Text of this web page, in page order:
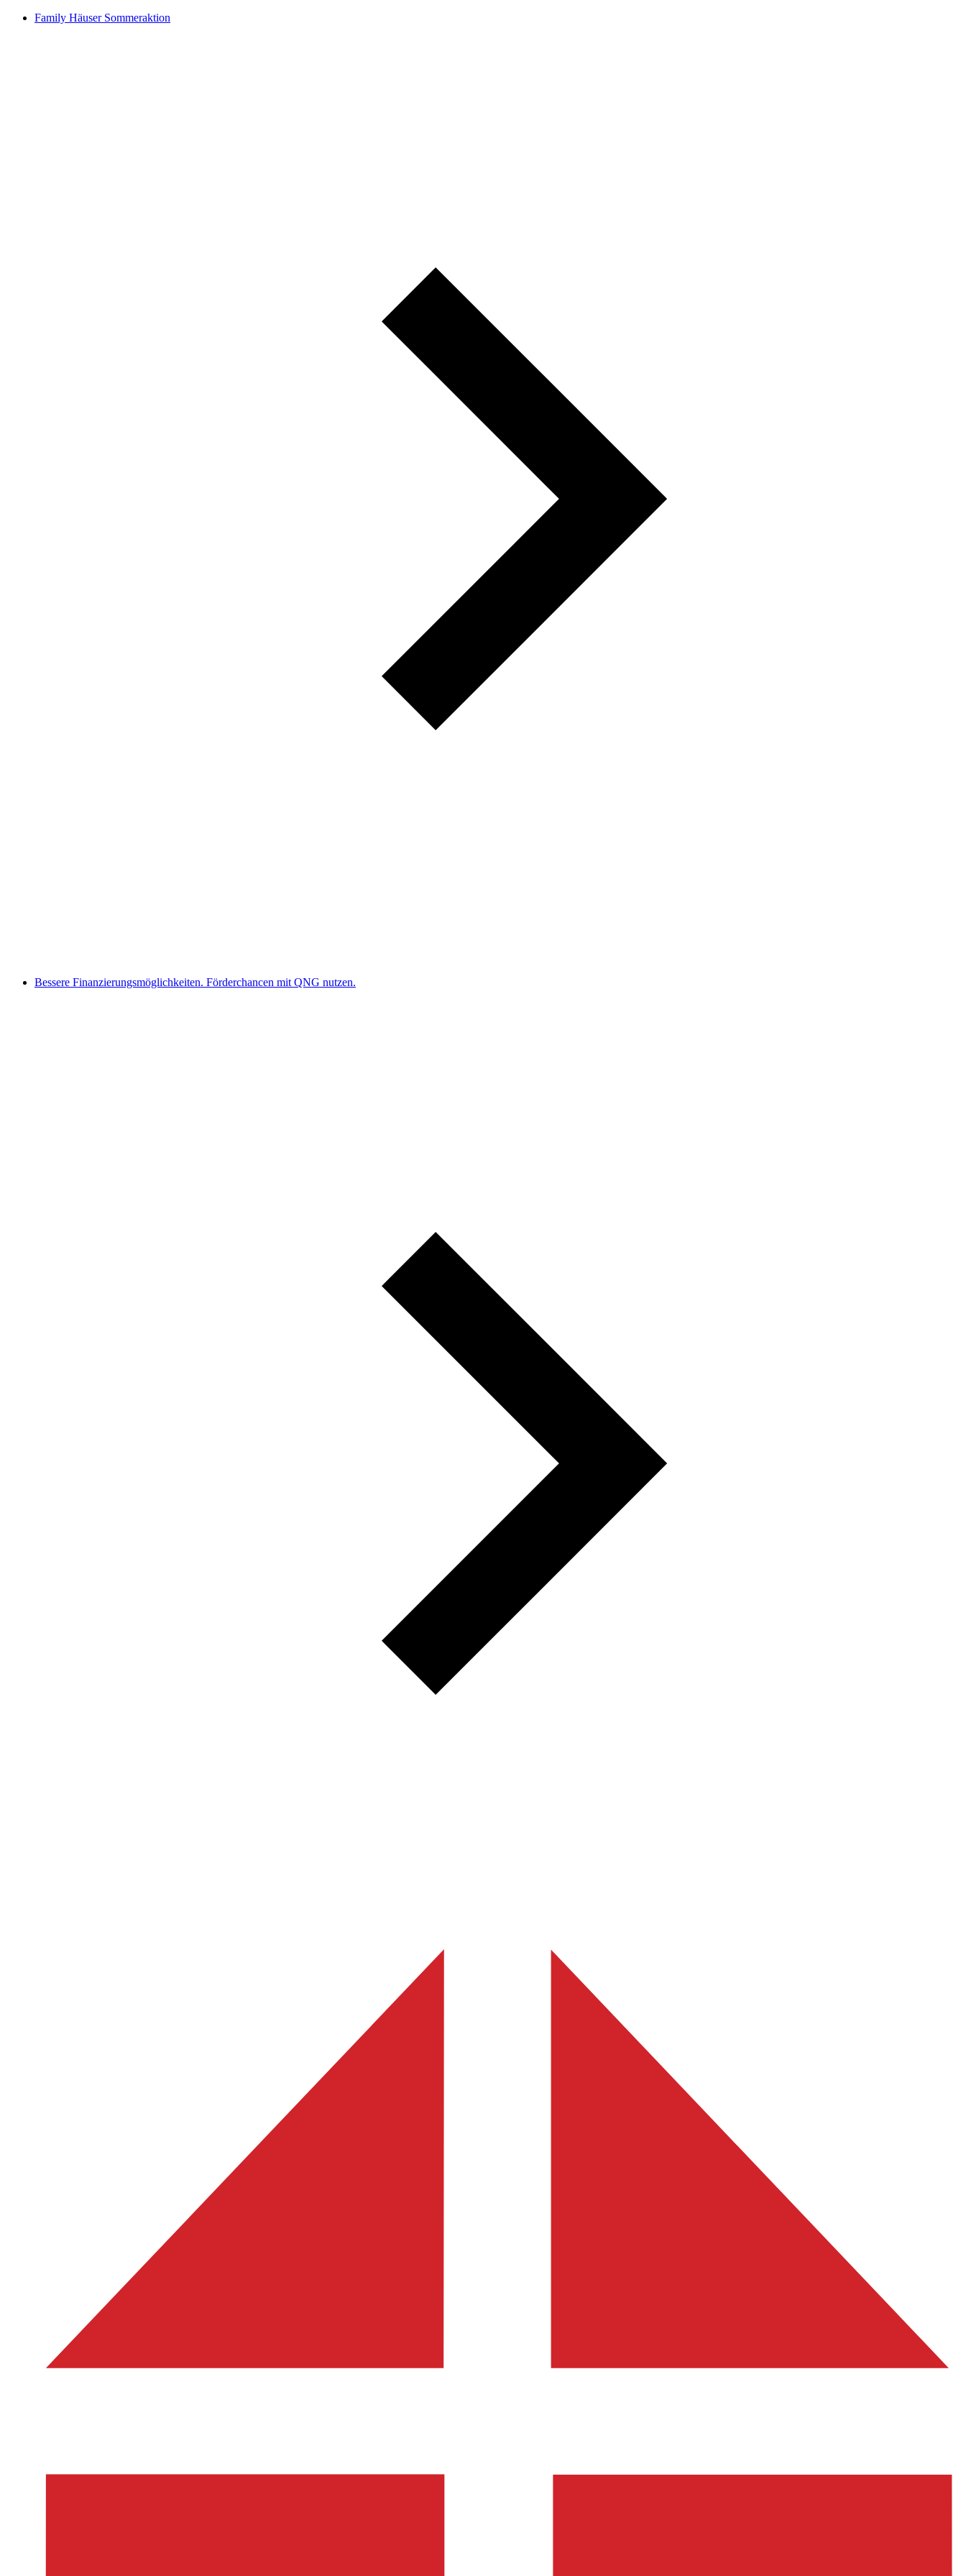
Family Häuser Sommeraktion
Bessere Finanzierungsmöglichkeiten. Förderchancen mit QNG nutzen.